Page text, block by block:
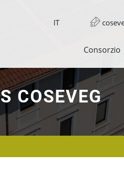
IT
Consorzio
COSEVEG